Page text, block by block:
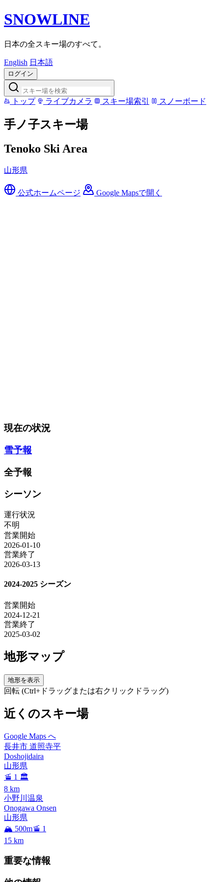
SNOWLINE
日本の全スキー場のすべて。
English 日本語
ログイン
トップ ライブカメラ スキー場索引 スノーボード
手ノ子スキー場
Tenoko Ski Area
山形県
公式ホームページ Google Mapsで開く
現在の状況
雪予報
全予報
シーソン
運行状況
不明
営業開始
2026-01-10
営業終了
2026-03-13
2024-2025 シーズン
営業開始
2024-12-21
営業終了
2025-03-02
地形マップ
地形を表示
回転 (Ctrl+ドラッグまたは右クリックドラッグ)
近くのスキー場
Google Maps へ
長井市 道照寺平
Doshojidaira
山形県
🚡 1 🏛️
8 km
小野川温泉
Onogawa Onsen
山形県
🏔️ 500m🚡 1
15 km
重要な情報